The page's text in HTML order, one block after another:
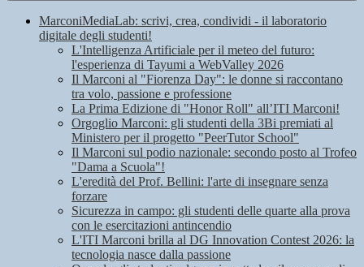
MarconiMediaLab: scrivi, crea, condividi - il laboratorio
digitale degli studenti!
L'Intelligenza Artificiale per il meteo del futuro:
l'esperienza di Tayumi a WebValley 2026
Il Marconi al "Fiorenza Day": le donne si raccontano
tra volo, passione e professione
La Prima Edizione di "Honor Roll" all’ITI Marconi!
Orgoglio Marconi: gli studenti della 3Bi premiati al
Ministero per il progetto "PeerTutor School"
Il Marconi sul podio nazionale: secondo posto al Trofeo
"Dama a Scuola"!
L'eredità del Prof. Bellini: l'arte di insegnare senza
forzare
Sicurezza in campo: gli studenti delle quarte alla prova
con le esercitazioni antincendio
L'ITI Marconi brilla al DG Innovation Contest 2026: la
tecnologia nasce dalla passione